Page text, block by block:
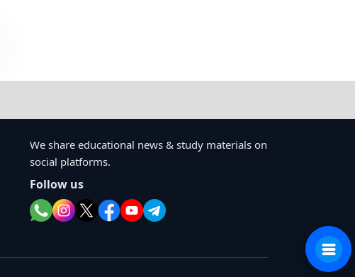
We share educational news & study materials on
social platforms.
Follow us